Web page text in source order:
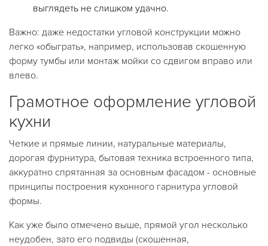
выглядеть не слишком удачно.
Важно: даже недостатки угловой конструкции можно
легко «обыграть», например, использовав скошенную
форму тумбы или монтаж мойки со сдвигом вправо или
влево.
Грамотное оформление угловой
кухни
Четкие и прямые линии, натуральные материалы,
дорогая фурнитура, бытовая техника встроенного типа,
аккуратно спрятанная за основным фасадом - основные
принципы построения кухонного гарнитура угловой
формы.
Как уже было отмечено выше, прямой угол несколько
неудобен, зато его подвиды (скошенная,